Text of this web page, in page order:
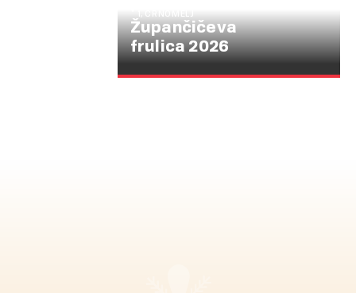
1, ČRNOMELJ
Župančičeva
frulica 2026